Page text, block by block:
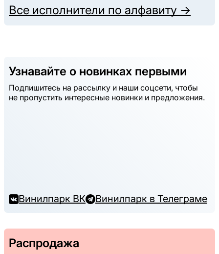
Все исполнители по алфавиту →
Узнавайте о новинках первыми
Подпишитесь на рассылку и наши соцсети, чтобы
не пропустить интересные новинки и предложения.
Винилпарк ВК Винилпарк в Телеграме
Распродажа